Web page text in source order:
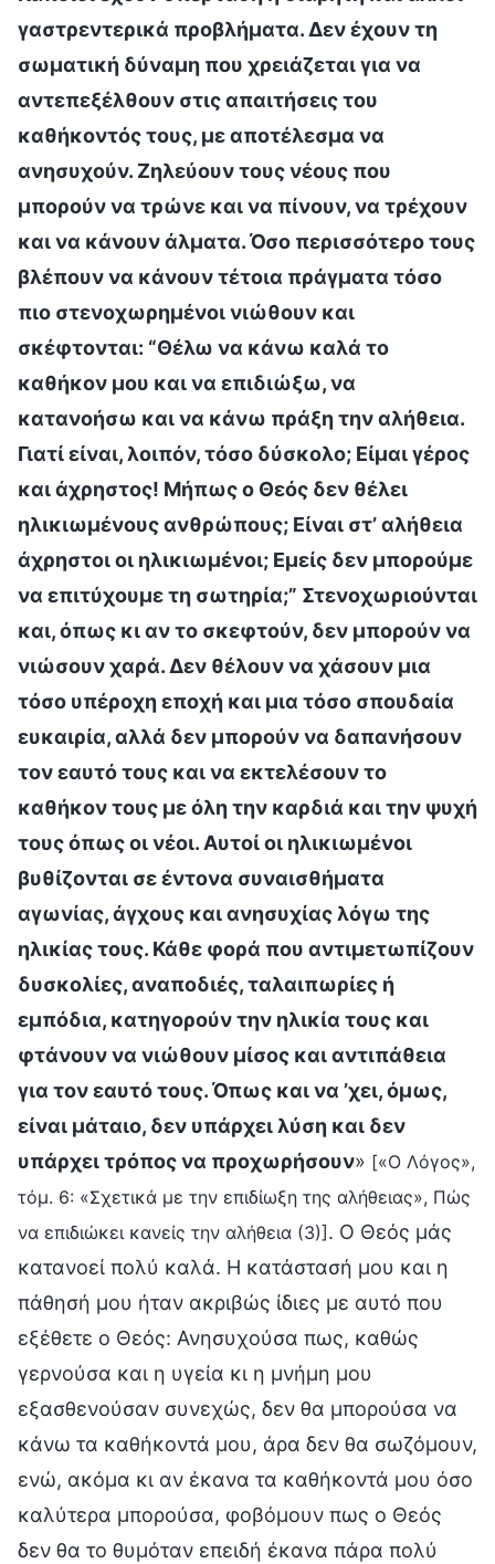
γαστρεντερικά προβλήματα. Δεν έχουν τη
σωματική δύναμη που χρειάζεται για να
αντεπεξέλθουν στις απαιτήσεις του
καθήκοντός τους, με αποτέλεσμα να
ανησυχούν. Ζηλεύουν τους νέους που
μπορούν να τρώνε και να πίνουν, να τρέχουν
και να κάνουν άλματα. Όσο περισσότερο τους
βλέπουν να κάνουν τέτοια πράγματα τόσο
πιο στενοχωρημένοι νιώθουν και
σκέφτονται: “Θέλω να κάνω καλά το
καθήκον μου και να επιδιώξω, να
κατανοήσω και να κάνω πράξη την αλήθεια.
Γιατί είναι, λοιπόν, τόσο δύσκολο; Είμαι γέρος
και άχρηστος! Μήπως ο Θεός δεν θέλει
ηλικιωμένους ανθρώπους; Είναι στ’ αλήθεια
άχρηστοι οι ηλικιωμένοι; Εμείς δεν μπορούμε
να επιτύχουμε τη σωτηρία;” Στενοχωριούνται
και, όπως κι αν το σκεφτούν, δεν μπορούν να
νιώσουν χαρά. Δεν θέλουν να χάσουν μια
τόσο υπέροχη εποχή και μια τόσο σπουδαία
ευκαιρία, αλλά δεν μπορούν να δαπανήσουν
τον εαυτό τους και να εκτελέσουν το
καθήκον τους με όλη την καρδιά και την ψυχή
τους όπως οι νέοι. Αυτοί οι ηλικιωμένοι
βυθίζονται σε έντονα συναισθήματα
αγωνίας, άγχους και ανησυχίας λόγω της
ηλικίας τους. Κάθε φορά που αντιμετωπίζουν
δυσκολίες, αναποδιές, ταλαιπωρίες ή
εμπόδια, κατηγορούν την ηλικία τους και
φτάνουν να νιώθουν μίσος και αντιπάθεια
για τον εαυτό τους. Όπως και να ’χει, όμως,
είναι μάταιο, δεν υπάρχει λύση και δεν
υπάρχει τρόπος να προχωρήσουν» [«Ο Λόγος»,
τόμ. 6: «Σχετικά με την επιδίωξη της αλήθειας», Πώς
να επιδιώκει κανείς την αλήθεια (3)]. Ο Θεός μάς
κατανοεί πολύ καλά. Η κατάστασή μου και η
πάθησή μου ήταν ακριβώς ίδιες με αυτό που
εξέθετε ο Θεός: Ανησυχούσα πως, καθώς
γερνούσα και η υγεία κι η μνήμη μου
εξασθενούσαν συνεχώς, δεν θα μπορούσα να
κάνω τα καθήκοντά μου, άρα δεν θα σωζόμουν,
ενώ, ακόμα κι αν έκανα τα καθήκοντά μου όσο
καλύτερα μπορούσα, φοβόμουν πως ο Θεός
δεν θα το θυμόταν επειδή έκανα πάρα πολύ